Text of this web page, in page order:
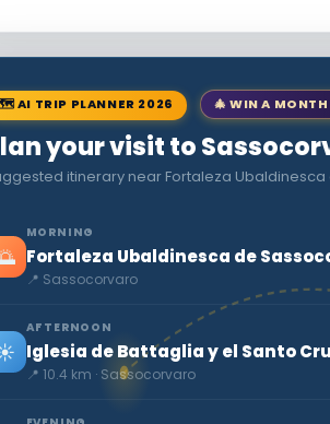
AI TRIP PLANNER 2026 🎄 WIN A
your visit to
itinerary near Fortaleza
MORNING
Fortaleza Ubaldinesca de
📍 Sassocorvaro
AFTERNOON
Iglesia de Battaglia y el Santo
📍 10.4 km · Sassocorvaro